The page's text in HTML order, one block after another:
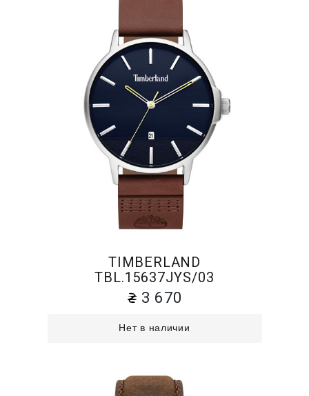
TIMBERLAND
TBL.15637JYS/03
3 670
Нет в наличии